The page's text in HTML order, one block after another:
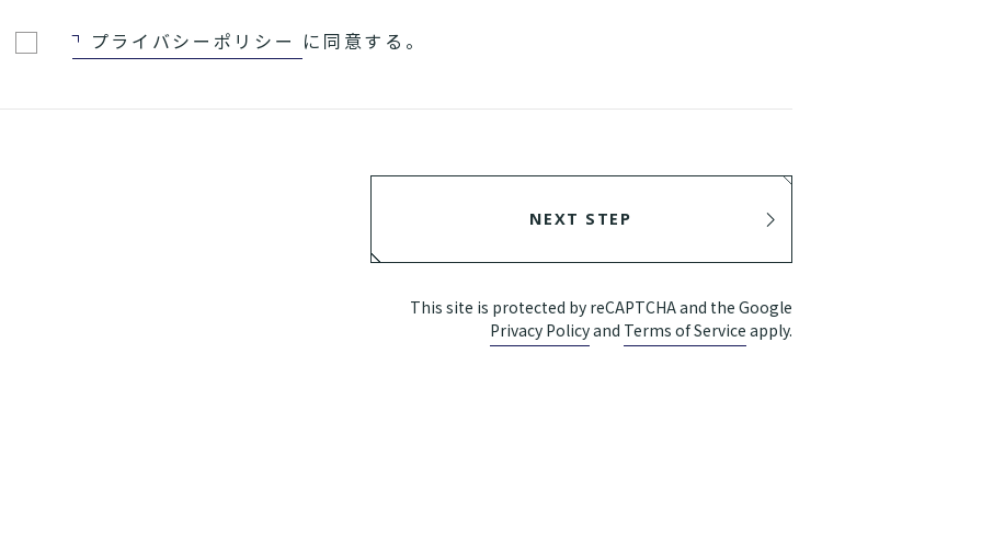
プライバシーポリシー に同意する。
NEXT STEP
SEND
This site is protected by reCAPTCHA and the Google
Privacy Policyand Terms of Service apply.